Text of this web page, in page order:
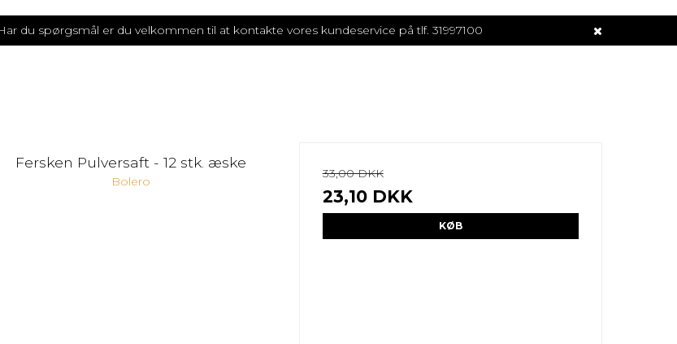
du spørgsmål er du velkommen til at kontakte vores kundeservice på tlf. 31997100
Fersken Pulversaft - 12 stk. æske
Bolero
33,00 DKK
23,10 DKK
KØB